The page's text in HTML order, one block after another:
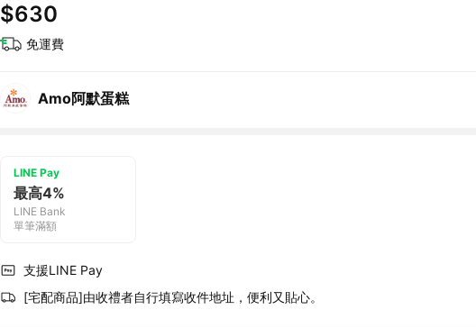
$630
免運費
Amo阿默蛋糕
LINE Pay
最高4%
LINE Bank
單筆滿額
支援LINE Pay
[宅配商品]由收禮者自行填寫收件地址，便利又貼心。